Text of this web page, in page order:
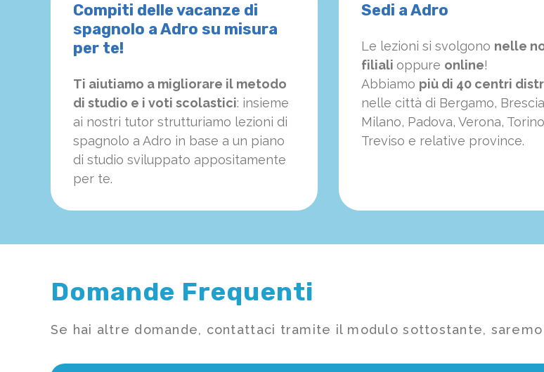
Compiti delle vacanze di
spagnolo a Adro su misura
per te!
Ti aiutiamo a migliorare il metodo
di studio e i voti scolastici: insieme
ai nostri tutor strutturiamo lezioni di
spagnolo a Adro in base a un piano
di studio sviluppato appositamente
per te.
Sedi a Adro
Le lezioni si svolgono nelle
filiali oppure online!
Abbiamo più di 40 centri
nelle città di Bergamo,
Milano, Padova, Verona,
Treviso e relative province.
Domande Frequenti
Se hai altre domande, contattaci tramite il modulo sottostante,